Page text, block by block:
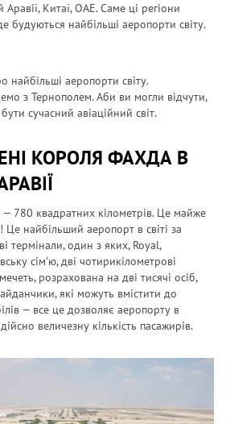
Аравії, Китаї, ОАЕ. Саме ці регіони
будуються найбільші аеропорти світу.
найбільші аеропорти світу.
з Тернополем. Аби ви могли відчути,
сучасний авіаційний світ.
КОРОЛЯ ФАХДА В
780 квадратних кілометрів. Це майже
найбільший аеропорт в світі за
термінали, один з яких, Royal,
сім’ю, дві чотирикілометрові
розрахована на дві тисячі осіб,
які можуть вмістити до
— все це дозволяє аеропорту в
величезну кількість пасажирів.